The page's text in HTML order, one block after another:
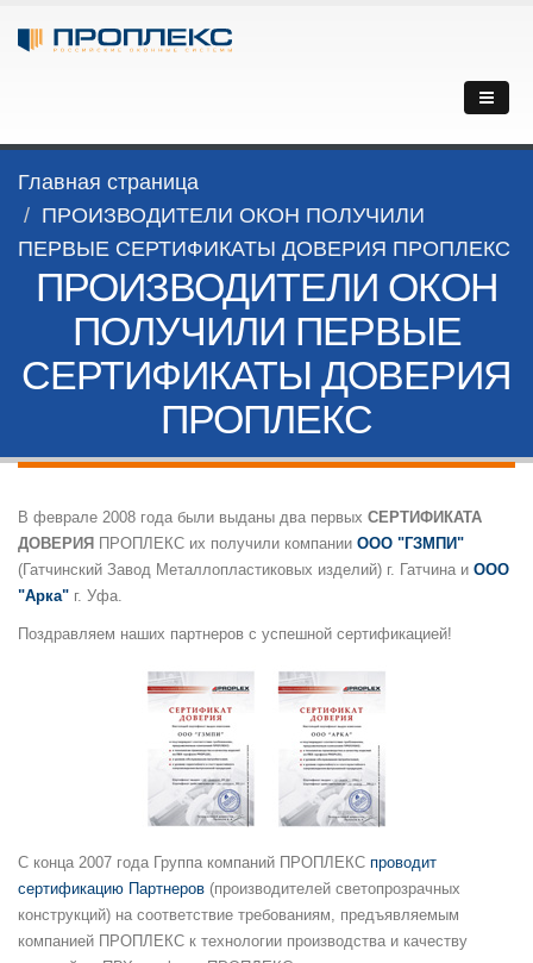
Главная страница
ПРОИЗВОДИТЕЛИ ОКОН ПОЛУЧИЛИ
ПЕРВЫЕ СЕРТИФИКАТЫ ДОВЕРИЯ ПРОПЛЕКС
ПРОИЗВОДИТЕЛИ ОКОН
ПОЛУЧИЛИ ПЕРВЫЕ
СЕРТИФИКАТЫ ДОВЕРИЯ
ПРОПЛЕКС
В феврале 2008 года были выданы два первых СЕРТИФИКАТА
ДОВЕРИЯ ПРОПЛЕКС их получили компании ООО "ГЗМПИ"
(Гатчинский Завод Металлопластиковых изделий) г. Гатчина и ООО
"Арка" г. Уфа.
Поздравляем наших партнеров с успешной сертификацией!
С конца 2007 года Группа компаний ПРОПЛЕКС проводит
сертификацию Партнеров (производителей светопрозрачных
конструкций) на соответствие требованиям, предъявляемым
компанией ПРОПЛЕКС к технологии производства и качеству